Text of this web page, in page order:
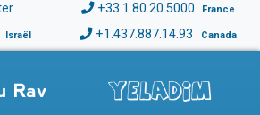
+33.1.80.20.5000 France
Israël +1.437.887.14.93 Canada